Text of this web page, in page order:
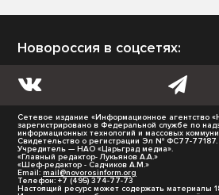
Новороссия в соцсетях:
Сетевое издание «Информационное агентство
зарегистрировано в Федеральной службе по
информационных технологий и массовых
Свидетельство о регистрации Эл № ФС77-77187.
Учредитель — НАО «Царьград медиа».
«Главный редактор- Лукьянов А.А.»
«Шеф-редактор - Садчиков А.М.»
Email: mail@novorosinform.org
Телефон: +7 (495) 374-77-73
Настоящий ресурс может содержать материалы